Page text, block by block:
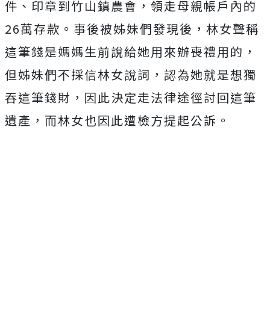
件、印章到竹山鎮農會，領走母親帳戶內的
26萬存款。事後被姊妹們發現後，林女聲稱
這筆錢是媽媽生前說給她用來辦喪禮用的，
但姊妹們不採信林女說詞，認為她就是想獨
吞這筆錢財，因此決定走法律途徑討回這筆
遺產，而林女也因此遭檢方提起公訴。